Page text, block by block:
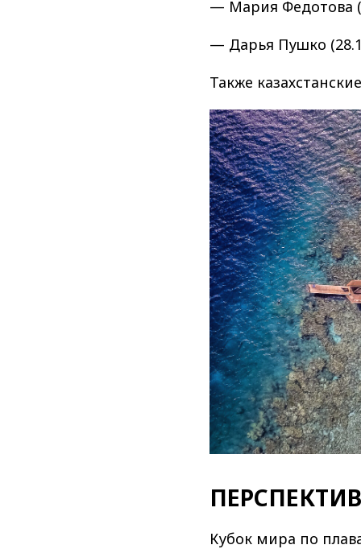
— Мария Федотова
— Дарья Пушко
Также
Кубок мира по